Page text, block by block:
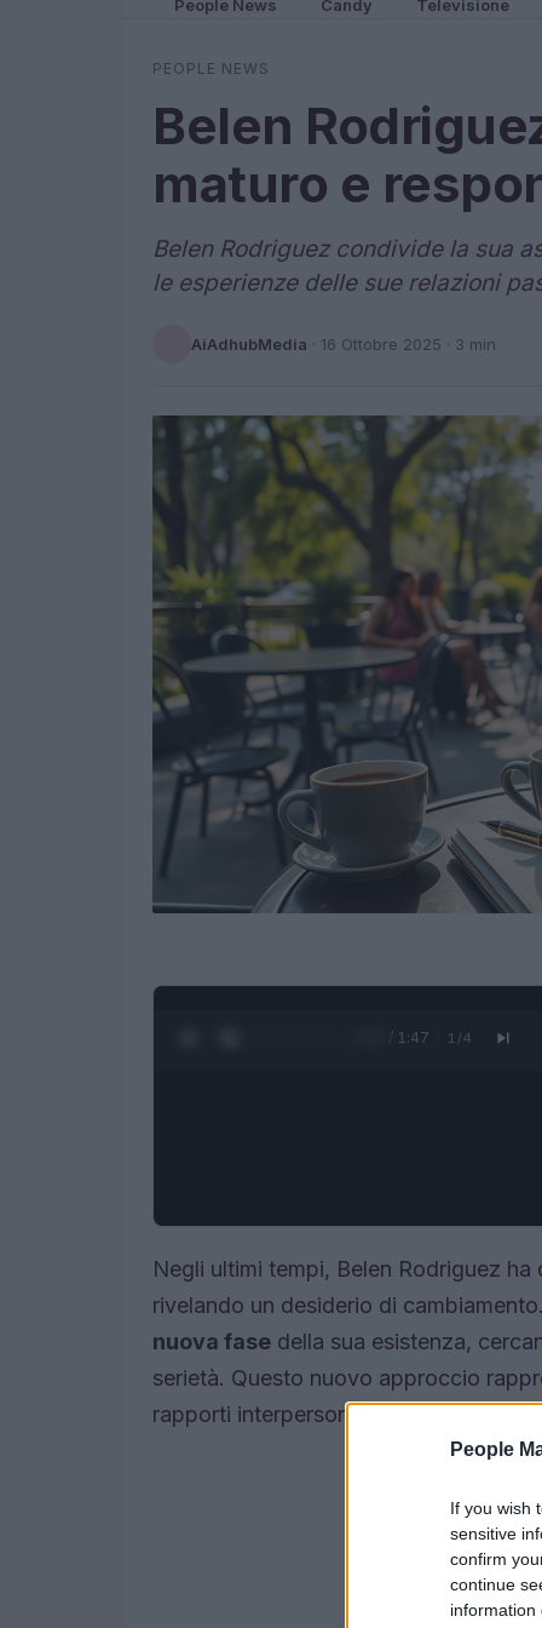
People
If you wish
sensitive
confirm
continue
information
People News Candy Televisione
PEOPLE NEWS
Belen
maturo e
Belen Rodriguez condivide la sua
le esperienze delle sue relazioni
AiAdhubMedia · 16 Ottobre 2025 · 3 min
0:28 / 1:47 1 /4
Negli ultimi tempi, Belen Rodriguez
rivelando un desiderio di
nuova fase della sua esistenza,
serietà. Questo nuovo approccio
rapporti interpersonali.